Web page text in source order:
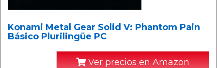
Konami Metal Gear Solid V: Phantom Pain
Básico Plurilingüe PC
Ver precios en Amazon